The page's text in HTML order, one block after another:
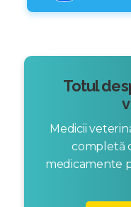
Totul
Medicii
completă
medicamente